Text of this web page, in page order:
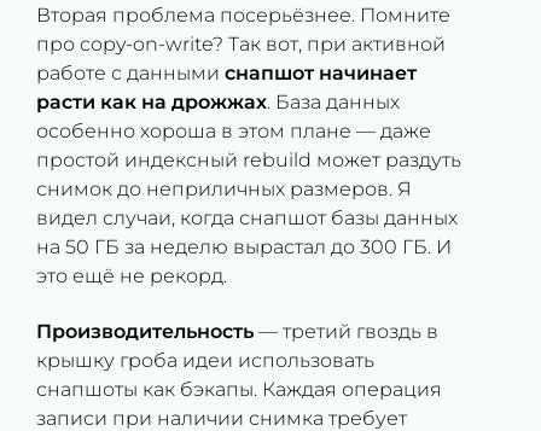
Вторая проблема посерьёзнее. Помните
про copy-on-write? Так вот, при активной
работе с данными снапшот начинает
расти как на дрожжах. База данных
особенно хороша в этом плане — даже
простой индексный rebuild может раздуть
снимок до неприличных размеров. Я
видел случаи, когда снапшот базы данных
на 50 ГБ за неделю вырастал до 300 ГБ. И
это ещё не рекорд.
Производительность — третий гвоздь в
крышку гроба идеи использовать
снапшоты как бэкапы. Каждая операция
записи при наличии снимка требует